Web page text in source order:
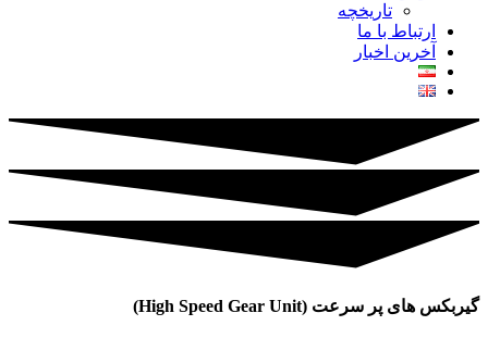
تاريخچه
ارتباط با ما
آخرین اخبار
گیربکس های پر سرعت (High Speed Gear Unit)